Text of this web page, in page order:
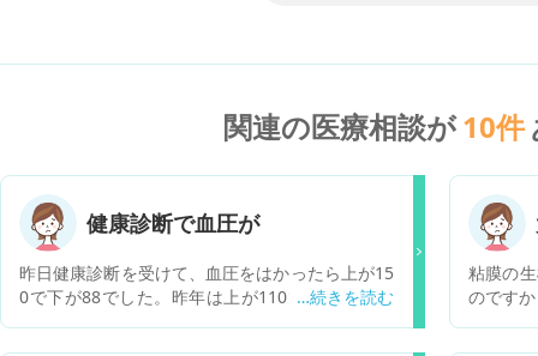
関連の医療相談が10件
健康診断で血圧が
昨日健康診断を受けて、血圧をはかったら上が15
0で下が88でした。昨年は上が110で下が85ぐら
粘膜の
のです